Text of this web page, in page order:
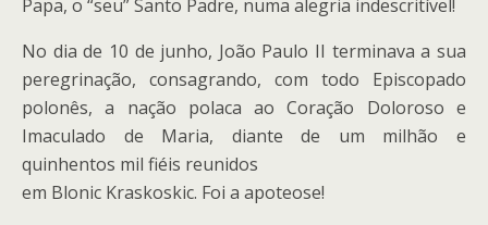
Papa, o “seu” Santo Padre, numa alegria indescritível!
No dia de 10 de junho, João Paulo II terminava a sua
peregrinação, consagrando, com todo Episcopado
polonês, a nação polaca ao Coração Doloroso e
Imaculado de Maria, diante de um milhão e
quinhentos mil fiéis reunidos
em Blonic Kraskoskic. Foi a apoteose!